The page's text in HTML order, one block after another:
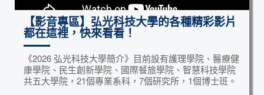
【影音專區】弘光科技大學的各種精彩影片
都在這裡，快來看看！
《2026 弘光科技大學簡介》目前設有護理學院、醫療健
康學院、民生創新學院、國際餐旅學院、智慧科技學院
共五大學院，21個專業系科，7個研究所，1個博士班。